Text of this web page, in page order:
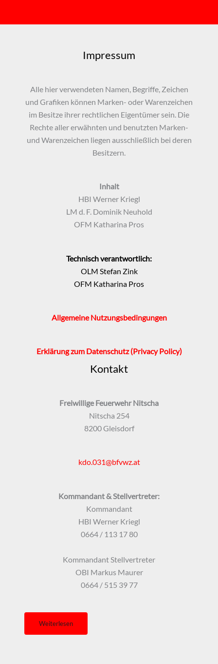
Impressum
Alle hier verwendeten Namen, Begriffe, Zeichen
und Grafiken können Marken- oder Warenzeichen
im Besitze ihrer rechtlichen Eigentümer sein. Die
Rechte aller erwähnten und benutzten Marken-
und Warenzeichen liegen ausschließlich bei deren
Besitzern.
Inhalt
HBI Werner Kriegl
LM d. F. Dominik Neuhold
OFM Katharina Pros
Technisch verantwortlich:
OLM Stefan Zink
OFM Katharina Pros
Allgemeine Nutzungsbedingungen
Erklärung zum Datenschutz(Privacy Policy)
Kontakt
Freiwillige Feuerwehr Nitscha
Nitscha 254
8200 Gleisdorf
kdo.031@bfvwz.at
Kommandant & Stellvertreter:
Kommandant
HBI Werner Kriegl
0664 / 113 17 80
Kommandant Stellvertreter
OBI Markus Maurer
0664 / 515 39 77
Weiterlesen